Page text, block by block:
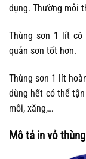
dụng. Thường mỗi
Thùng sơn 1 lít có
quản sơn tốt hơn.
Thùng sơn 1 lít
dùng hết có thể
môi, xăng,…
Mô tả in vỏ